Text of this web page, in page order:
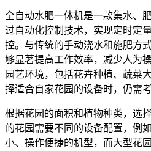
全自动水肥一体机是一款集水、
过自动化控制技术，实现定时定
控。与传统的手动浇水和施肥方
够显著提高工作效率，减少人为
园艺环境，包括花卉种植、蔬菜
择适合自家花园的设备时，仍需
根据花园的面积和植物种类，选
的花园需要不同的设备配置，例
小、操作便捷的机型，而大型花